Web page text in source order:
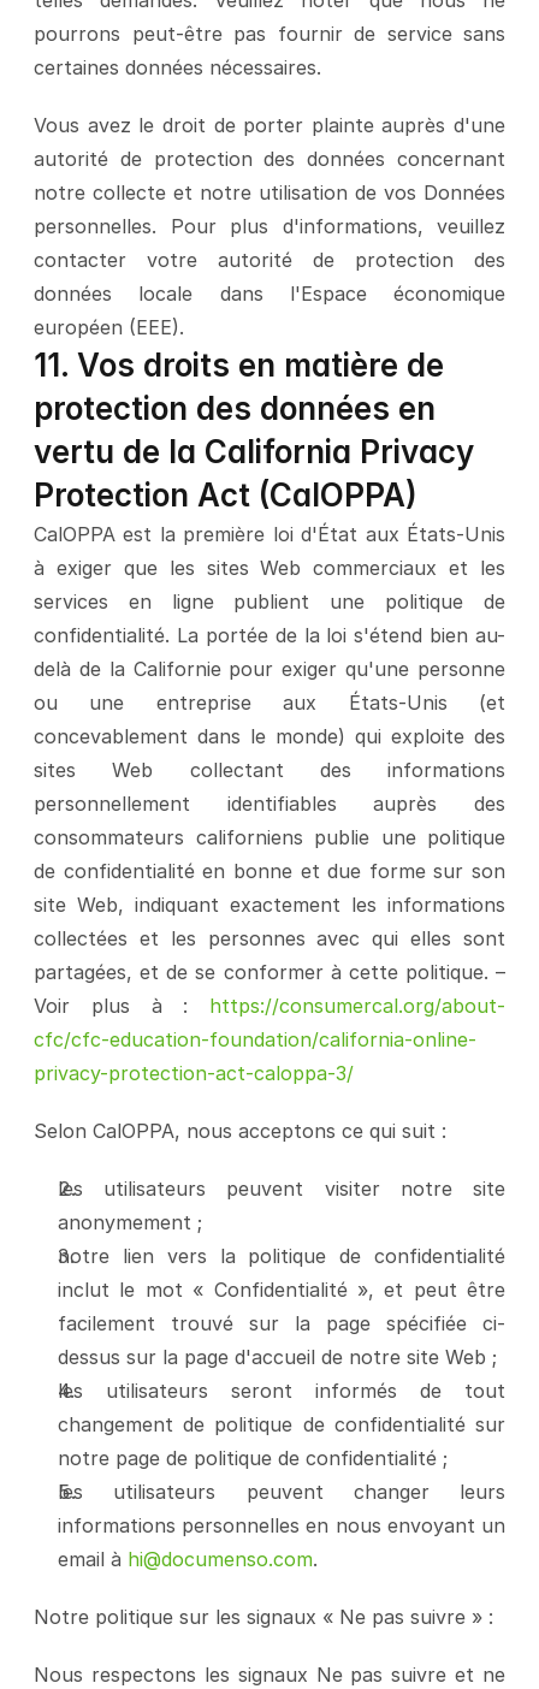
pourrons peut-être pas fournir de service sans
certaines données nécessaires.
Vous avez le droit de porter plainte auprès d'une
autorité de protection des données concernant
notre collecte et notre utilisation de vos Données
personnelles. Pour plus d'informations, veuillez
contacter votre autorité de protection des
données locale dans l'Espace économique
européen (EEE).
11. Vos droits en matière de
protection des données en
vertu de la California Privacy
Protection Act (CalOPPA)
CalOPPA est la première loi d'État aux États-Unis
à exiger que les sites Web commerciaux et les
services en ligne publient une politique de
confidentialité. La portée de la loi s'étend bien au-
delà de la Californie pour exiger qu'une personne
ou une entreprise aux États-Unis (et
concevablement dans le monde) qui exploite des
sites Web collectant des informations
personnellement identifiables auprès des
consommateurs californiens publie une politique
de confidentialité en bonne et due forme sur son
site Web, indiquant exactement les informations
collectées et les personnes avec qui elles sont
partagées, et de se conformer à cette politique. –
Voir plus à : https://consumercal.org/about-
cfc/cfc-education-foundation/california-online-
privacy-protection-act-caloppa-3/
Selon CalOPPA, nous acceptons ce qui suit :
les utilisateurs peuvent visiter notre site
anonymement ;
notre lien vers la politique de confidentialité
inclut le mot « Confidentialité », et peut être
facilement trouvé sur la page spécifiée ci-
dessus sur la page d'accueil de notre site Web ;
les utilisateurs seront informés de tout
changement de politique de confidentialité sur
notre page de politique de confidentialité ;
les utilisateurs peuvent changer leurs
informations personnelles en nous envoyant un
email à hi@documenso.com.
Notre politique sur les signaux « Ne pas suivre » :
Nous respectons les signaux Ne pas suivre et ne